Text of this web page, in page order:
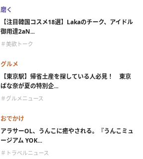
磨く
【注目韓国コスメ18選】Lakaのチーク、アイドル
御用達2aN...
＃美欲トーク
グルメ
【東京駅】帰省土産を探している人必見！ 東京
ばな奈が夏の特別企...
＃グルメニュース
おでかけ
アラサーOL、うんこに癒やされる。『うんこミュ
ージアム YOK...
＃トラベルニュース